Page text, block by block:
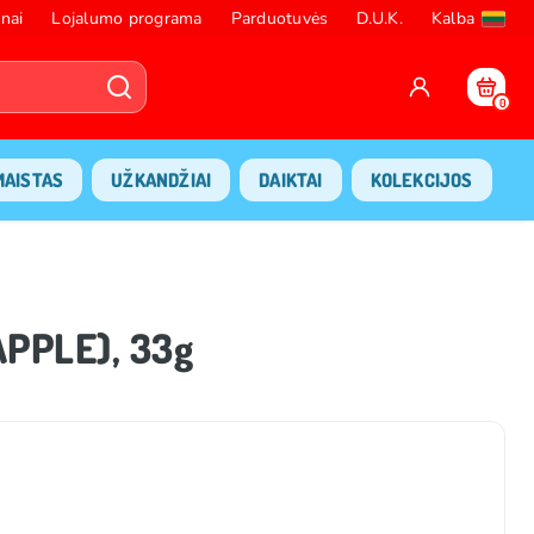
Lojalumo programa Parduotuvės D.U.K. Kalba
0
UŽKANDŽIAI DAIKTAI KOLEKCIJOS
33g